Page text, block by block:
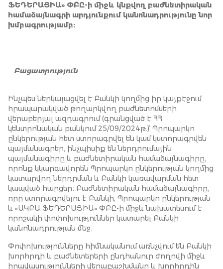
ՖԵԴԵՐԱՑԻԱ» ՓԲԸ-ի միջև կնքվող բաժնետիրական
համաձայնագրի արդյունքում կանոնադրությունը նոր
խմբագրությամբ:
Բացատրություն
Ինչպես ներկայացվել է Բանկի կողմից իր կայքէջում
հրապարակված թողարկվող բաժնետոմսերի
վերաբերյալ ազդագրում (գրանցված է ՀՀ
կենտրոնական բանկում 25/09/2024թ.)՝ Պրոպարկո
ընկերության հետ ստորագրվել են կամ կստորագրվեն
պայմանագրեր, ինչպիսիք են ներդրումային
պայմանագիրը և բաժնետիրական համաձայնագիրը,
որոնք կկարգավորեն Պրոպարկո ընկերության կողմից
կատարվող ներդրման և Բանկի կառավարման հետ
կապված հարցեր։ Բաժնետիրական համաձայնագիրը,
որը ստորագրվելու է Բանկի, Պրոպարկո ընկերության
և «ԱԿԲԱ ՖԵԴԵՐԱՑԻԱ» ՓԲԸ-ի միջև նախատեսում է
որոշակի փոփոխություններ կատարել Բանկի
կանոնադրության մեջ։
Փոփոխությունները հիմնականում առնչվում են Բանկի
խորհրդի և բաժնետերերի ընդհանուր ժողովի միջև
իրավասությունների վերաբաշխմանը և խորհրդին